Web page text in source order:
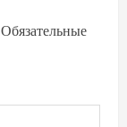
Обязательные